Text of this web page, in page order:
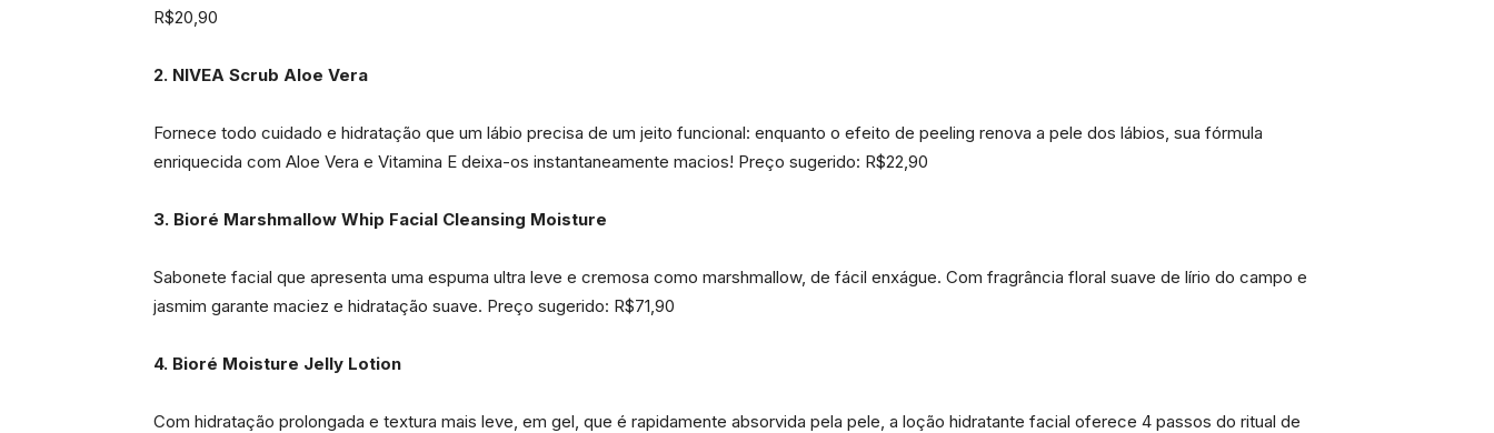
da
R$20,90
2. NIVEA Scrub Aloe Vera
Fornece todo cuidado e hidratação que um lábio precisa de um jeito funcional: enquanto o efeito de peeling renova a pele dos lábios, sua fórmula
enriquecida com Aloe Vera e Vitamina E deixa-os instantaneamente macios! Preço sugerido: R$22,90
3. Bioré Marshmallow Whip Facial Cleansing Moisture
Sabonete facial que apresenta uma espuma ultra leve e cremosa como marshmallow, de fácil enxágue. Com fragrância floral suave de lírio do campo e
jasmim garante maciez e hidratação suave. Preço sugerido: R$71,90
4. Bioré Moisture Jelly Lotion
Com hidratação prolongada e textura mais leve, em gel, que é rapidamente absorvida pela pele, a loção hidratante facial oferece 4 passos do ritual de